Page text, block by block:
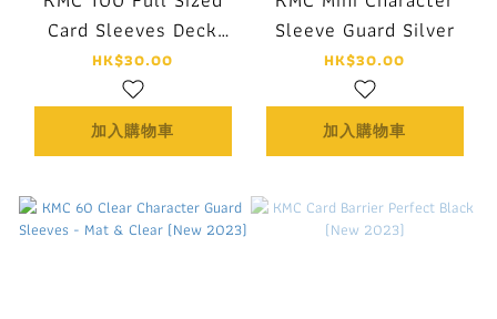
Card Sleeves Deck
Protectors - Perfect
Size (New 2025)
HK$30.00
加入購物車
Sleeve Guard Silver
HK$30.00
加入購物車